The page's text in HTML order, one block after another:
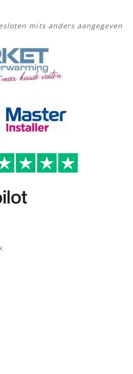
mits anders aangegeven